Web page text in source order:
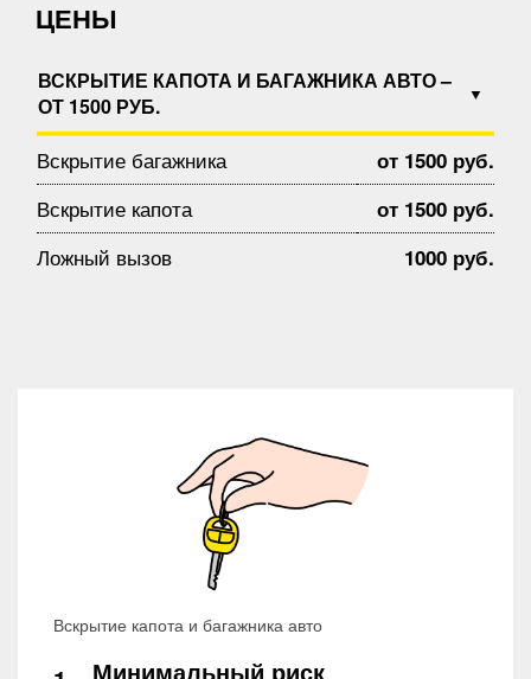
ЦЕНЫ
ВСКРЫТИЕ КАПОТА И БАГАЖНИКА АВТО –
ОТ 1500 РУБ.
Вскрытие багажника от 1500 руб.
Вскрытие капота от 1500 руб.
Ложный вызов 1000 руб.
Вскрытие капота и багажника авто
Минимальный риск